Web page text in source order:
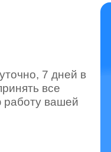
7 дней в
все
работу вашей